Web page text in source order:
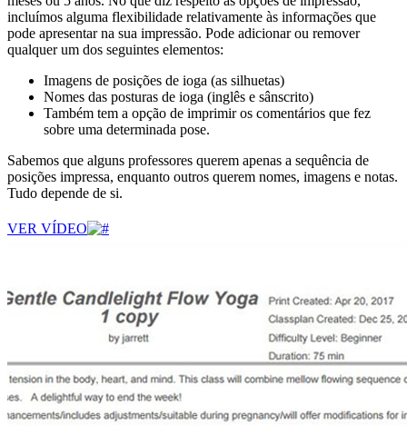
incluímos alguma flexibilidade relativamente às informações que
pode apresentar na sua impressão. Pode adicionar ou remover
qualquer um dos seguintes elementos:
Imagens de posições de ioga (as silhuetas)
Nomes das posturas de ioga (inglês e sânscrito)
Também tem a opção de imprimir os comentários que fez
sobre uma determinada pose.
Sabemos que alguns professores querem apenas a sequência de
posições impressa, enquanto outros querem nomes, imagens e notas.
Tudo depende de si.
VER VÍDEO